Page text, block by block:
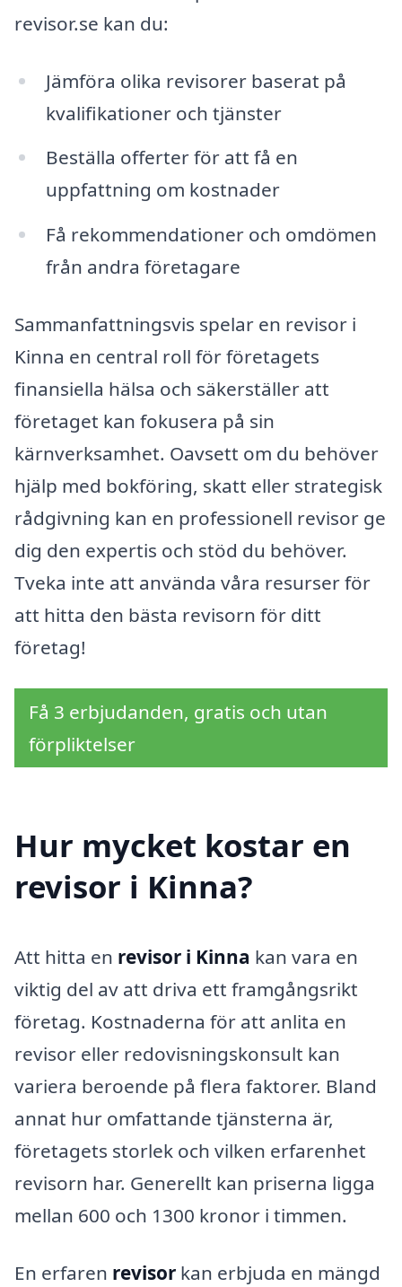
revisor.se kan du:
Jämföra olika revisorer baserat på
kvalifikationer och tjänster
Beställa offerter för att få en
uppfattning om kostnader
Få rekommendationer och omdömen
från andra företagare
Sammanfattningsvis spelar en revisor i
Kinna en central roll för företagets
finansiella hälsa och säkerställer att
företaget kan fokusera på sin
kärnverksamhet. Oavsett om du behöver
hjälp med bokföring, skatt eller strategisk
rådgivning kan en professionell revisor ge
dig den expertis och stöd du behöver.
Tveka inte att använda våra resurser för
att hitta den bästa revisorn för ditt
företag!
Få 3 erbjudanden, gratis och utan
förpliktelser
Hur mycket kostar en
revisor i Kinna?
Att hitta en revisor i Kinna kan vara en
viktig del av att driva ett framgångsrikt
företag. Kostnaderna för att anlita en
revisor eller redovisningskonsult kan
variera beroende på flera faktorer. Bland
annat hur omfattande tjänsterna är,
företagets storlek och vilken erfarenhet
revisorn har. Generellt kan priserna ligga
mellan 600 och 1300 kronor i timmen.
En erfaren revisor kan erbjuda en mängd